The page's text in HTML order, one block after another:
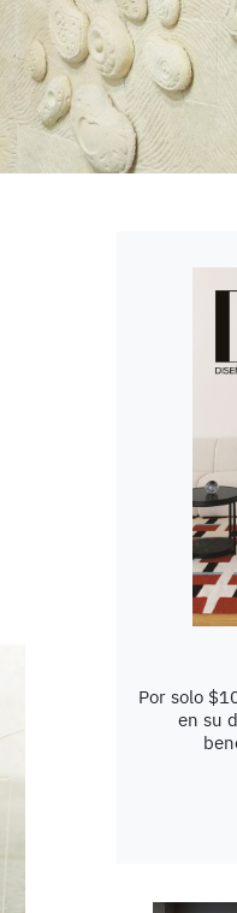
Por solo
en su